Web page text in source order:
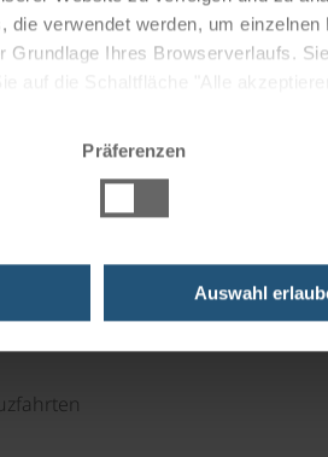
die verwendet werden, um
Grundlage Ihres Browserverlaufs.
Präferenzen
Auswahl
Drink an der Bar ausklingen
m² großen Wellnessbereich mit